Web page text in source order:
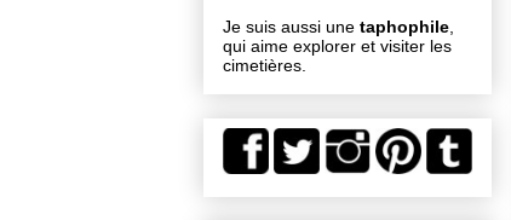
Je suis aussi une taphophile
qui aime explorer et visiter les
cimetières.